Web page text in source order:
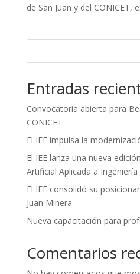
de San Juan y del CONICET,
Entradas
Convocatoria abierta para
CONICET
El IEE impulsa la
El IEE lanza una nueva
Artificial Aplicada a Ingeniería
El IEE consolidó su
Juan Minera
Nueva capacitación para
Comentarios